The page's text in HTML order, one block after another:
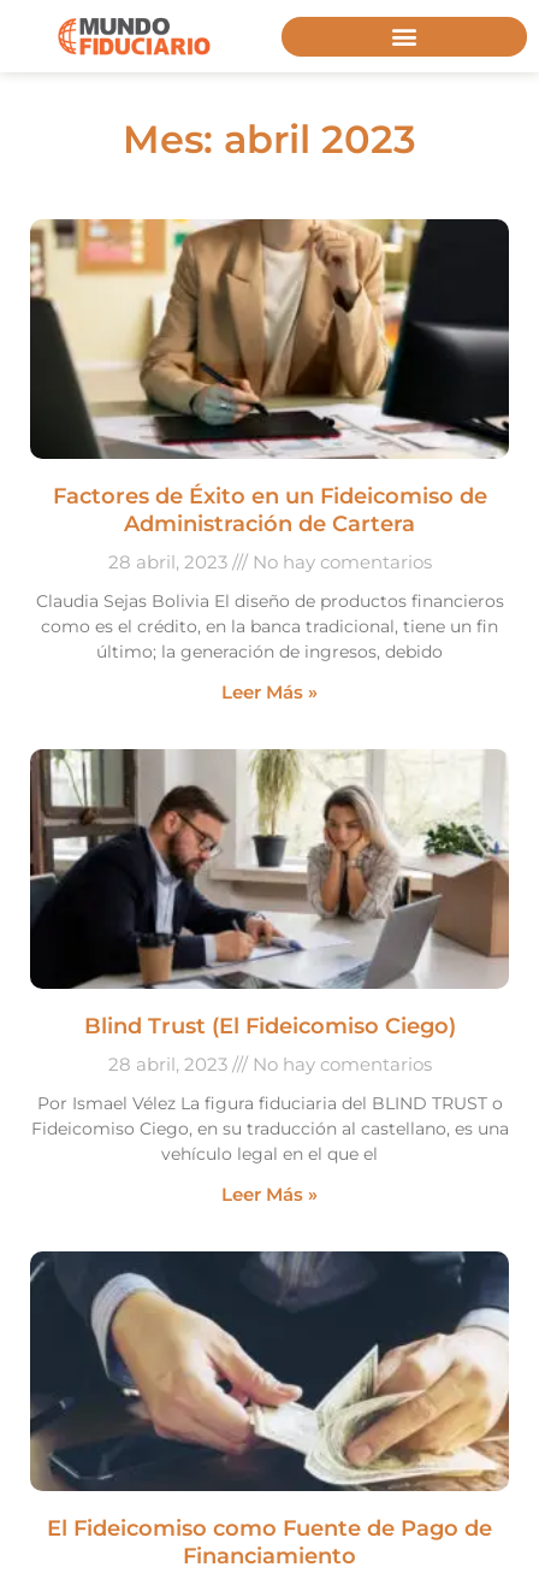
Mes: abril 2023
Factores de Éxito en un Fideicomiso de
Administración de Cartera
28 abril, 2023 No hay comentarios
Claudia Sejas Bolivia El diseño de productos financieros
como es el crédito, en la banca tradicional, tiene un fin
último; la generación de ingresos, debido
Leer Más »
Blind Trust (El Fideicomiso Ciego)
28 abril, 2023 No hay comentarios
Por Ismael Vélez La figura fiduciaria del BLIND TRUST o
Fideicomiso Ciego, en su traducción al castellano, es una
vehículo legal en el que el
Leer Más »
El Fideicomiso como Fuente de Pago de
Financiamiento